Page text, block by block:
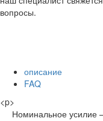
вопросы.
описание
FAQ
<p>
Номинальное усилие